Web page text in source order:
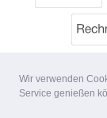
Wir verwenden
Service genießen